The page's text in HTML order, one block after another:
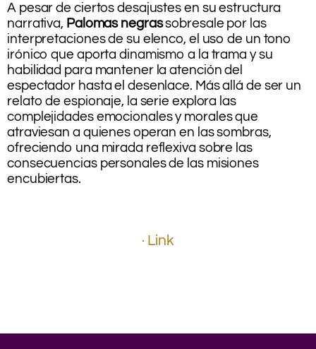
A pesar de ciertos desajustes en su estructura
narrativa, Palomas negrassobresale por las
interpretaciones de su elenco, el uso de un tono
irónico que aporta dinamismo a la trama y su
habilidad para mantener la atención del
espectador hasta el desenlace. Más allá de ser un
relato de espionaje, la serie explora las
complejidades emocionales y morales que
atraviesan a quienes operan en las sombras,
ofreciendo una mirada reflexiva sobre las
consecuencias personales de las misiones
encubiertas.
· Link